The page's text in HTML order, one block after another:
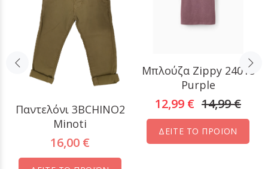
Παντελόνι 3ΒCHINO2
Minoti
16,00 €
Μπλούζα Zippy 24018
Purple
12,99 € 14,99 €
ΔΕΙΤΕ ΤΟ ΠΡΟΪΟΝ